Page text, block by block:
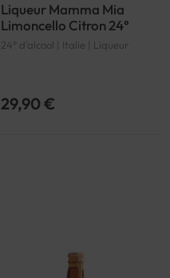
Liqueur Mamma Mia
Limoncello Citron 24°
24° d'alcool | Italie | Liqueur
29,90 €